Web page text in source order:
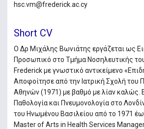
hsc.vm@frederick.ac.cy
Short CV
Ο Δρ Μιχάλης Βωνιάτης εργάζεται ως
Προσωπικό στο Τμήμα Νοσηλευτικής
Frederick με γνωστικό αντικείμενο
Αποφοίτησε από την Ιατρική Σχολή του
Αθηνών (1971) με βαθμό με λίαν καλώς.
Παθολογία και Πνευμονολογία στο
του Ηνωμένου Βασιλείου από το 1971
Master of Arts in Health Services